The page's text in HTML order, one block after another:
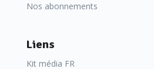
Nos abonnements
Liens
Kit média FR